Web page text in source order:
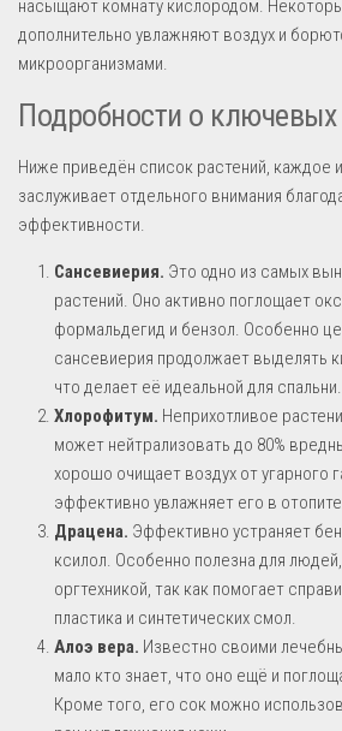
насыщают комнату кислородом.
дополнительно увлажняют воздух и
микроорганизмами.
Подробности о
Ниже приведён список растений, каждое
заслуживает отдельного внимания
эффективности.
Сансевиерия. Это одно из самых
растений. Оно активно поглощает
формальдегид и бензол. Особенно
сансевиерия продолжает выделять
что делает её идеальной для спальни.
Хлорофитум. Неприхотливое
может нейтрализовать до 80%
хорошо очищает воздух от угарного
эффективно увлажняет его в
Драцена. Эффективно устраняет
ксилол. Особенно полезна для
оргтехникой, так как помогает
пластика и синтетических смол.
Алоэ вера. Известно своими
мало кто знает, что оно ещё и
Кроме того, его сок можно